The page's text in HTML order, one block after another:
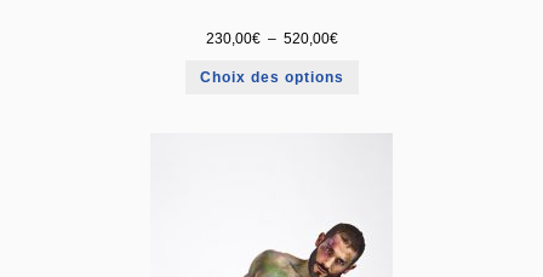
230,00€ – 520,00€
Choix des options